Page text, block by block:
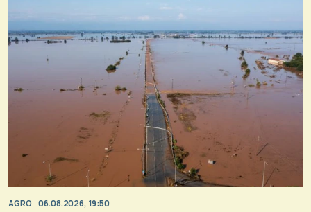
AGRO 06.08.2026, 19:50